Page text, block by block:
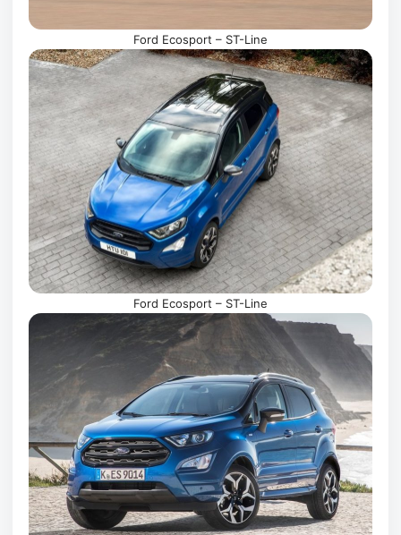
Ford Ecosport – ST-Line
Ford Ecosport – ST-Line